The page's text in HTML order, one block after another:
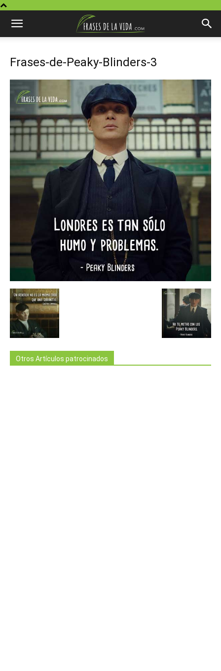
Frases-de-Peaky-Blinders-3
Otros Artículos patrocinados